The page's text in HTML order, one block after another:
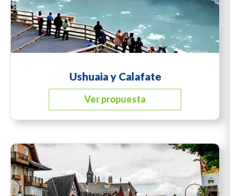
Ushuaia y Calafate
Ver propuesta